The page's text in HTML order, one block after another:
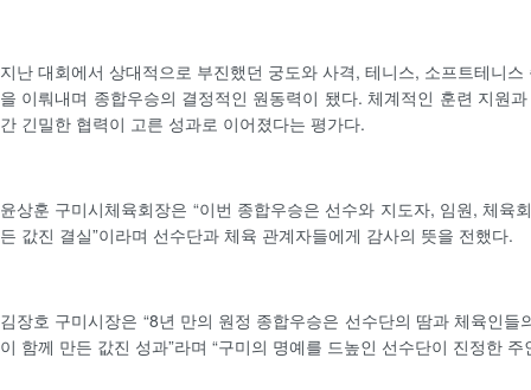
지난 대회에서 상대적으로 부진했던 궁도와 사격, 테니스, 소프트테니
을 이뤄내며 종합우승의 결정적인 원동력이 됐다. 체계적인 훈련 지원
간 긴밀한 협력이 고른 성과로 이어졌다는 평가다.
윤상훈 구미시체육회장은 “이번 종합우승은 선수와 지도자, 임원, 체육
든 값진 결실”이라며 선수단과 체육 관계자들에게 감사의 뜻을 전했다.
김장호 구미시장은 “8년 만의 원정 종합우승은 선수단의 땀과 체육인들
이 함께 만든 값진 성과”라며 “구미의 명예를 드높인 선수단이 진정한 주